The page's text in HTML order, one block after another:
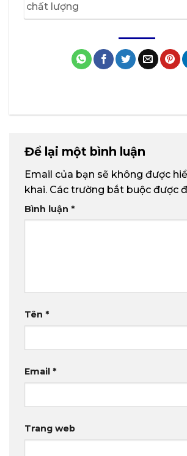
chất lượng
Để lại một bình luận
Email của bạn sẽ không được
khai. Các trường bắt buộc được
Bình luận *
Tên *
Email *
Trang web